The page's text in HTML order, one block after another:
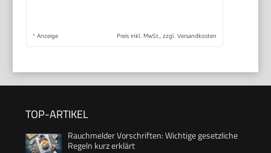
* Anzeige Preis inkl. MwSt., zzgl. Versandkosten
TOP-ARTIKEL
Rauchmelder Vorschriften: Wichtige gesetzliche
Regeln kurz erklärt